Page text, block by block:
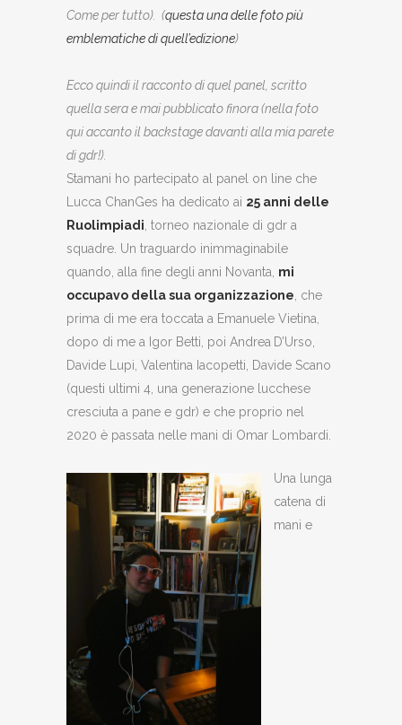
Come per tutto). (questa una delle foto più
emblematiche di quell’edizione)
Ecco quindi il racconto di quel panel, scritto
quella sera e mai pubblicato finora (nella foto
qui accanto il backstage davanti alla mia parete
di gdr!).
Stamani ho partecipato al panel on line che
Lucca ChanGes ha dedicato ai 25 anni delle
Ruolimpiadi , torneo nazionale di gdr a
squadre. Un traguardo inimmaginabile
quando, alla fine degli anni Novanta, mi
occupavo della sua organizzazione , che
prima di me era toccata a Emanuele Vietina,
dopo di me a Igor Betti, poi Andrea D’Urso,
Davide Lupi, Valentina Iacopetti, Davide Scano
(questi ultimi 4, una generazione lucchese
cresciuta a pane e gdr) e che proprio nel
2020 è passata nelle mani di Omar Lombardi.
Una lunga
catena di
mani e